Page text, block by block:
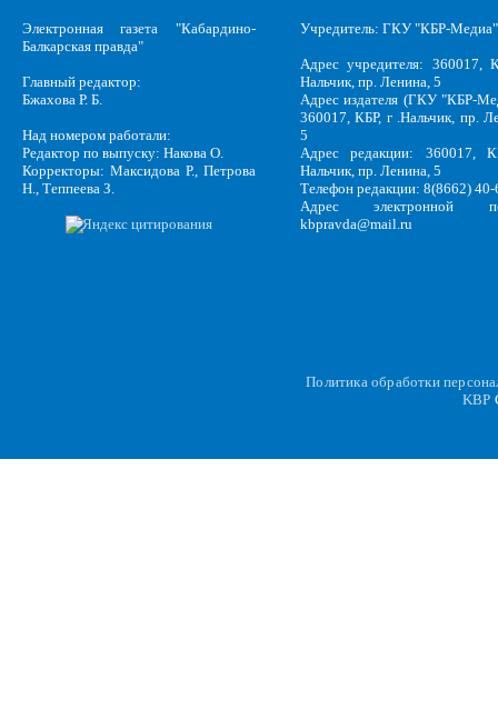
Электронная газета "Кабардино-
Балкарская правда"
Главный редактор:
Бжахова Р. Б.
Над номером работали:
Редактор по выпуску: Накова О.
Корректоры: Максидова Р., Петрова
Н., Теппеева З.
Учредитель: ГКУ "КБР-Медиа"
Адрес учредителя: 360017,
Нальчик, пр. Ленина, 5
Адрес издателя (ГКУ "КБР-
360017, КБР, г .Нальчик, пр.
5
Адрес редакции: 360017,
Нальчик, пр. Ленина, 5
Телефон редакции: 8(8662)
Адрес электронной
kbpravda@mail.ru
Политика обработки
KBP